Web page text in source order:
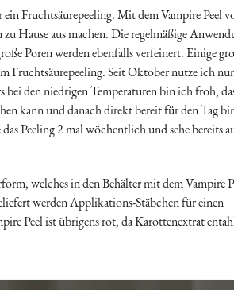
Fruchtsäurepeeling. Mit dem Vampire Peel
Hause aus machen. Die regelmäßige
Poren werden ebenfalls verfeinert. Einige
Fruchtsäurepeeling. Seit Oktober nutze ich
bei den niedrigen Temperaturen bin ich froh,
kann und danach direkt bereit für den Tag
Peeling 2 mal wöchentlich und sehe bereits
welches in den Behälter mit dem Vampire
werden Applikations-Stäbchen für einen
Peel ist übrigens rot, da Karottenextrat